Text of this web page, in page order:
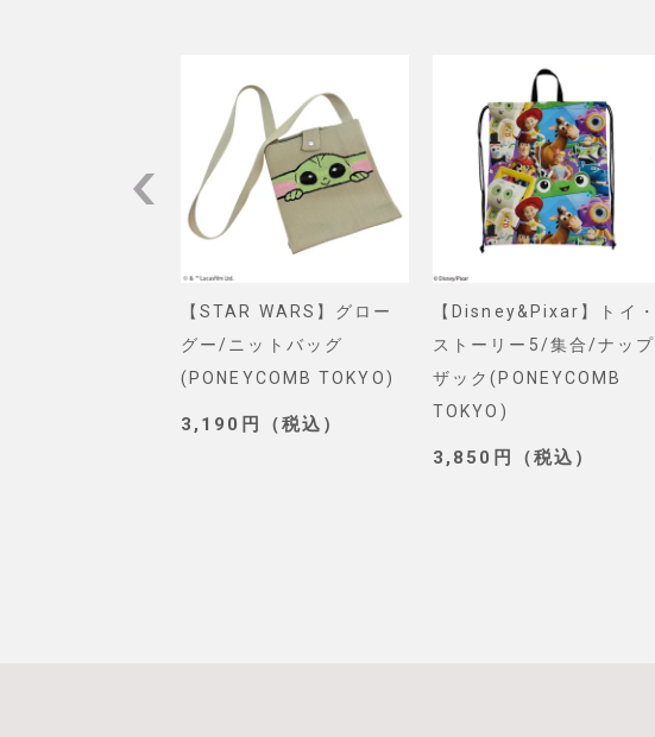
【STAR WARS】グロー
グー/ニットバッグ
(PONEYCOMB TOKYO)
3,190円（税込）
【Disney&Pixar】トイ・
ストーリー5/集合/ナップ
ザック(PONEYCOMB
TOKYO)
3,850円（税込）